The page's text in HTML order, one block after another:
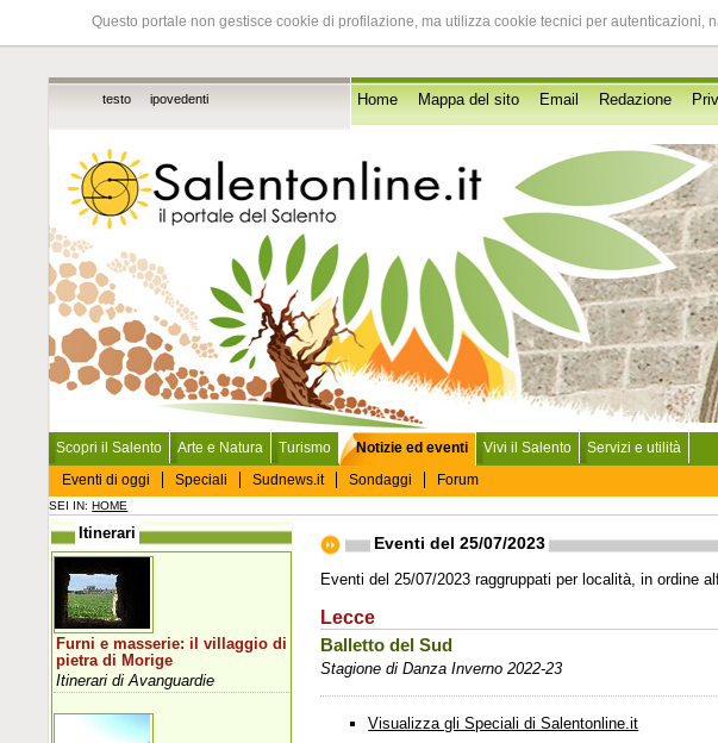
Questo portale non gestisce cookie di profilazione, ma utilizza cookie tecnici per
testo ipovedenti Home Mappa del sito Email Redazione
Scopri il Salento Arte e Natura Turismo
Notizie ed eventi
Eventi di oggi
Speciali Sudnews.it Sondaggi Forum
Vivi il Salento Servizi e utilità
SEI IN:HOME
Eventi del 25/07/2023
Eventi del 25/07/2023 raggruppati per località, in ordine
Lecce
Balletto del Sud
Stagione di Danza Inverno 2022-23
Visualizza gli Speciali di Salentonline.it
Itinerari
Furni e masserie: il villaggio di
pietra di Morige
Itinerari di Avanguardie